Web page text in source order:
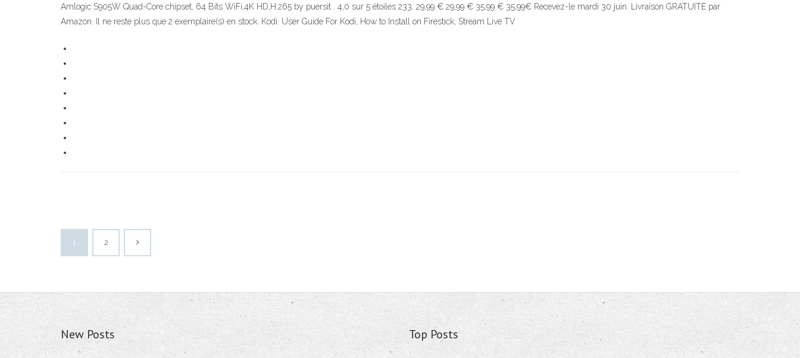
Amlogic S905W Quad-Core chipset, 64 Bits WiFi,4K HD,H.265 by puersit . 4,0 sur 5 étoiles 233. 29,99 € 29,99 € 35,99 € 35,99€ Recevez-le mardi 30 juin. Livraison GRATUITE par
Amazon. Il ne reste plus que 2 exemplaire(s) en stock. Kodi: User Guide For Kodi, How to Install on Firestick, Stream Live TV
1 2
New Posts Top Posts